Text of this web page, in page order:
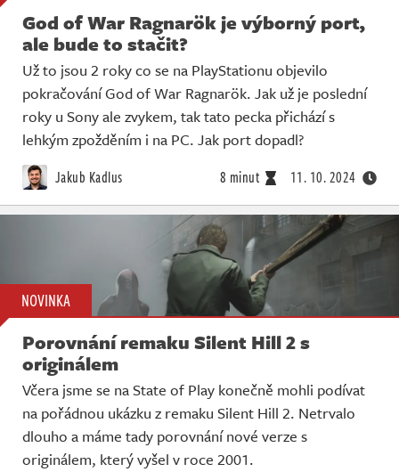
God of War Ragnarök je výborný port,
ale bude to stačit?
Už to jsou 2 roky co se na PlayStationu objevilo
pokračování God of War Ragnarök. Jak už je poslední
roky u Sony ale zvykem, tak tato pecka přichází s
lehkým zpožděním i na PC. Jak port dopadl?
Jakub Kadlus 8 minut 11. 10. 2024
NOVINKA
Porovnání remaku Silent Hill 2 s
originálem
Včera jsme se na State of Play konečně mohli podívat
na pořádnou ukázku z remaku Silent Hill 2. Netrvalo
dlouho a máme tady porovnání nové verze s
originálem, který vyšel v roce 2001.